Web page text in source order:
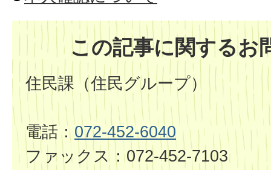
この記事に関するお
住民課（住民グループ）
電話： 072-452-6040
ファックス：072-452-7103